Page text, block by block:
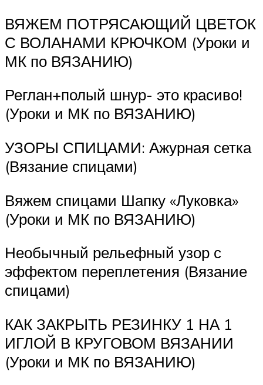
ВЯЖЕМ ПОТРЯСАЮЩИЙ ЦВЕТОК
С ВОЛАНАМИ КРЮЧКОМ (Уроки и
МК по ВЯЗАНИЮ)
Реглан+полый шнур- это красиво!
(Уроки и МК по ВЯЗАНИЮ)
УЗОРЫ СПИЦАМИ: Ажурная сетка
(Вязание спицами)
Вяжем спицами Шапку «Луковка»
(Уроки и МК по ВЯЗАНИЮ)
Необычный рельефный узор с
эффектом переплетения (Вязание
спицами)
КАК ЗАКРЫТЬ РЕЗИНКУ 1 НА 1
ИГЛОЙ В КРУГОВОМ ВЯЗАНИИ
(Уроки и МК по ВЯЗАНИЮ)